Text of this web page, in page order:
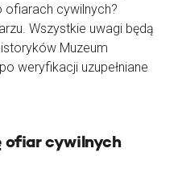
ofiarach cywilnych?
Wszystkie uwagi będą
Muzeum
weryfikacji uzupełniane
ofiar cywilnych